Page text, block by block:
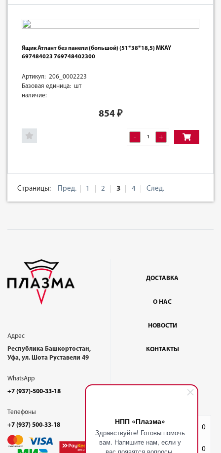
НПП «Плазма»
Здравствуйте! Готовы помочь
вам. Напишите нам, если у
0
Корзина 0
Ящик Атлант без панели (большой) (51*38*18,5) MKAY
697484023 769748402300
Артикул: 206_0002223
Базовая единица: шт
наличие:
854 ₽
- +
Страницы: Пред. 1 2 3 4 След.
Адрес
Республика Башкортостан,
Уфа, ул. Шота Руставели 49
WhatsApp
+7 (937)-500-33-18
Телефоны
+7 (937) 500-33-18
ДОСТАВКА
О НАС
НОВОСТИ
КОНТАКТЫ